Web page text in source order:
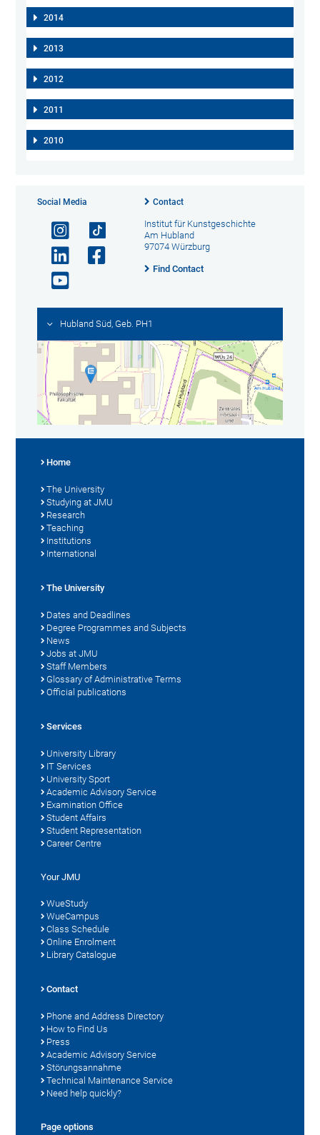
2014
2013
2012
2011
2010
Social Media Contact
Institut für Kunstgeschichte
Am Hubland
97074 Würzburg
Find Contact
Hubland Süd, Geb. PH1
Home
The University
Studying at JMU
Research
Teaching
Institutions
International
The University
Dates and Deadlines
Degree Programmes and Subjects
News
Jobs at JMU
Staff Members
Glossary of Administrative Terms
Official publications
Services
University Library
IT Services
University Sport
Academic Advisory Service
Examination Office
Student Affairs
Student Representation
Career Centre
Your JMU
WueStudy
WueCampus
Class Schedule
Online Enrolment
Library Catalogue
Contact
Phone and Address Directory
How to Find Us
Press
Academic Advisory Service
Störungsannahme
Technical Maintenance Service
Need help quickly?
Page options